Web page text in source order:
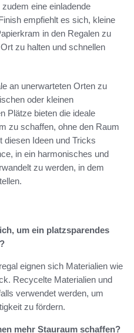
eine einladende
empfiehlt es sich, kleine
in den Regalen zu
zu halten und schnellen
an unerwarteten Orten zu
oder kleinen
Plätze bieten die ideale
zu schaffen, ohne den Raum
diesen Ideen und Tricks
in ein harmonisches und
zu werden, in dem
um ein platzsparendes
eignen sich Materialien wie
Recycelte Materialien und
verwendet werden, um
zu fördern.
mehr Stauraum schaffen?